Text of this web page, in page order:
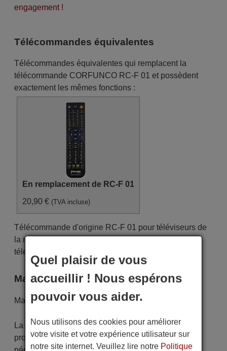
engagement !
Télécommandes équivalentes
Télécommandes équivalentes qui remplacent la
télécommande CORFUNCO RC-F 01 et possèdent
exactement les mêmes fonctions :
En remplacement de RC-F 01
20,90 € (TVA incluse)
Télécommande d'origine RC-F 01 pour téléviseurs de
la marque CORFUNCO. Il s'agit d'un modèle de
télécommande d'origine.
Marque
Marque: CORFUNCO
La télécommande est soigneusement expédiée
protégée dans un emballage spécial avec les piles
Quel plaisir de vous
accueillir ! Nous espérons
pouvoir vous aider.
Nous utilisons des cookies pour améliorer
votre visite et votre expérience utilisateur sur
notre site internet. Veuillez lire notre Politique